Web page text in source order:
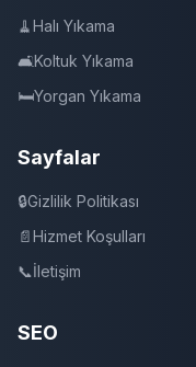
🧹Halı Yıkama
🛋️Koltuk Yıkama
🛏️Yorgan Yıkama
Sayfalar
🔒Gizlilik Politikası
📄Hizmet Koşulları
📞İletişim
SEO